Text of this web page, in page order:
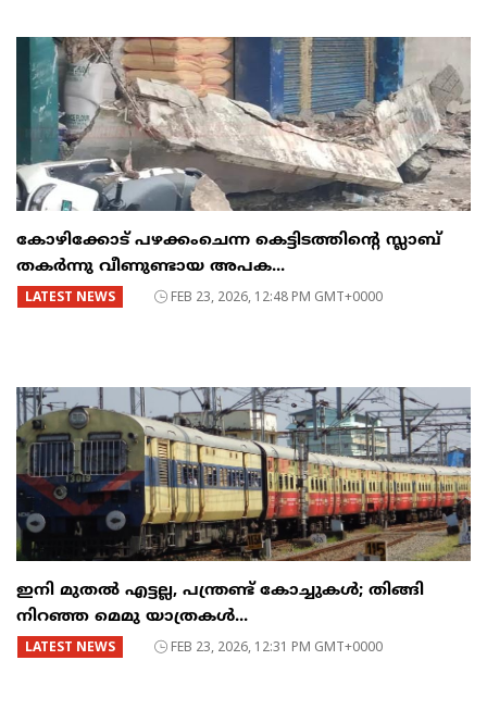
കോഴിക്കോട് പഴക്കംചെന്ന കെട്ടിടത്തിന്റെ സ്ലാബ്
തകർന്നു വീണുണ്ടായ അപക...
LATEST NEWS FEB 23, 2026, 12:48 PM GMT+0000
ഇനി മുതൽ എട്ടല്ല, പന്ത്രണ്ട് കോച്ചുകള്‍; തിങ്ങി
നിറഞ്ഞ മെമു യാത്രകൾ...
LATEST NEWS FEB 23, 2026, 12:31 PM GMT+0000